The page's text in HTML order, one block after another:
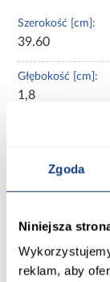
Zgoda
Niniejsza
reklam, aby
Szerokość [cm]:
39.60
Głębokość [cm]:
1,8
Wykończenie
mat